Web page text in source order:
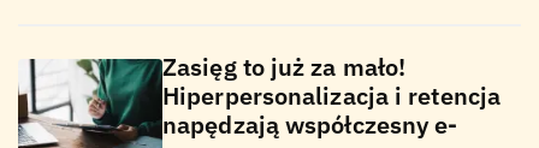
Zasięg to już za mało!
Hiperpersonalizacja i retencja
napędzają współczesny e-